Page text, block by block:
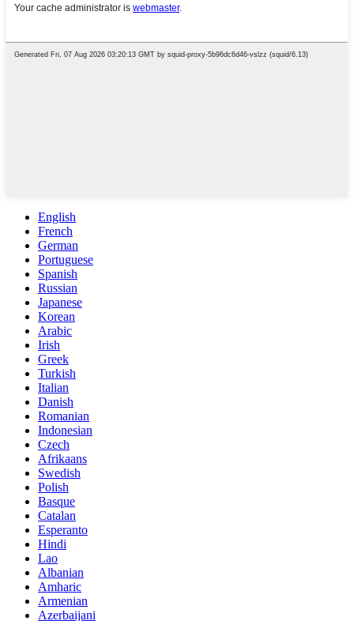
English
French
German
Portuguese
Spanish
Russian
Japanese
Korean
Arabic
Irish
Greek
Turkish
Italian
Danish
Romanian
Indonesian
Czech
Afrikaans
Swedish
Polish
Basque
Catalan
Esperanto
Hindi
Lao
Albanian
Amharic
Armenian
Azerbaijani